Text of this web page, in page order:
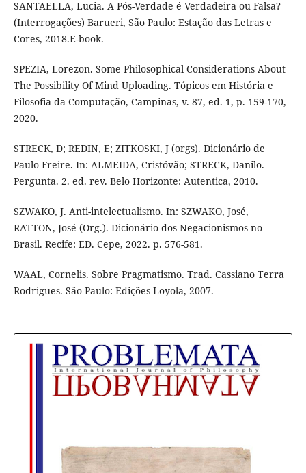
SANTAELLA, Lucia. A Pós-Verdade é Verdadeira ou Falsa?
(Interrogações) Barueri, São Paulo: Estação das Letras e
Cores, 2018.E-book.
SPEZIA, Lorezon. Some Philosophical Considerations About
The Possibility Of Mind Uploading. Tópicos em História e
Filosofia da Computação, Campinas, v. 87, ed. 1, p. 159-170,
2020.
STRECK, D; REDIN, E; ZITKOSKI, J (orgs). Dicionário de
Paulo Freire. In: ALMEIDA, Cristóvão; STRECK, Danilo.
Pergunta. 2. ed. rev. Belo Horizonte: Autentica, 2010.
SZWAKO, J. Anti-intelectualismo. In: SZWAKO, José,
RATTON, José (Org.). Dicionário dos Negacionismos no
Brasil. Recife: ED. Cepe, 2022. p. 576-581.
WAAL, Cornelis. Sobre Pragmatismo. Trad. Cassiano Terra
Rodrigues. São Paulo: Edições Loyola, 2007.